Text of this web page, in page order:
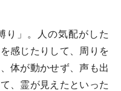
り」。人の気配がした
感じたりして、周りを
体が動かせず、声も出
、霊が見えたといった